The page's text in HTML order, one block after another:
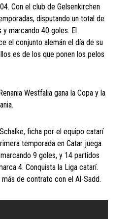
Con el club de Gelsenkirchen
disputando un total de
marcando 40 goles. El
el conjunto alemán el día de su
es de los que ponen los pelos
Westfalia gana la Copa y la
ficha por el equipo catarí
temporada en Catar juega
9 goles, y 14 partidos
4. Conquista la Liga catarí.
más de contrato con el Al-Sadd.